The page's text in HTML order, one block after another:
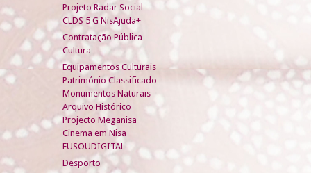
Projeto Radar Social
CLDS 5 G NisAjuda+
Contratação Pública
Cultura
Equipamentos Culturais
Património Classificado
Monumentos Naturais
Arquivo Histórico
Projecto Meganisa
Cinema em Nisa
EUSOUDIGITAL
Desporto